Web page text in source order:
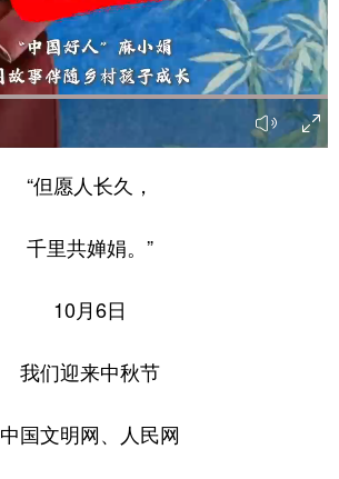
“但愿人长久，
千里共婵娟。”
10月6日
我们迎来中秋节
中国文明网、人民网